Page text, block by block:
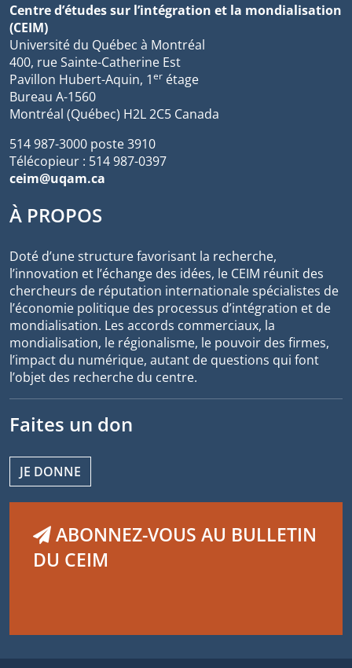
Centre d’études sur l’intégration et la mondialisation
(CEIM)
Université du Québec à Montréal
400, rue Sainte-Catherine Est
Pavillon Hubert-Aquin, 1er étage
Bureau A-1560
Montréal (Québec) H2L 2C5 Canada
514 987-3000 poste 3910
Télécopieur : 514 987-0397
ceim@uqam.ca
À PROPOS
Doté d’une structure favorisant la recherche,
l’innovation et l’échange des idées, le CEIM réunit des
chercheurs de réputation internationale spécialistes de
l’économie politique des processus d’intégration et de
mondialisation. Les accords commerciaux, la
mondialisation, le régionalisme, le pouvoir des firmes,
l’impact du numérique, autant de questions qui font
l’objet des recherche du centre.
Faites un don
JE DONNE
ABONNEZ-VOUS AU BULLETIN
DU CEIM